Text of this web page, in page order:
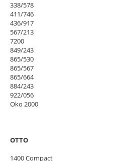
338/578
411/746
436/917
567/213
7200
849/243
865/530
865/567
865/664
884/243
922/056
Oko 2000
OTTO
1400 Compact